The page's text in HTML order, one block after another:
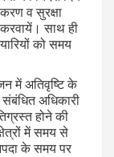
व सुरक्षा
साथ ही
को समय
में अतिवृष्टि के
अधिकारी
होने की
में समय से
के समय पर